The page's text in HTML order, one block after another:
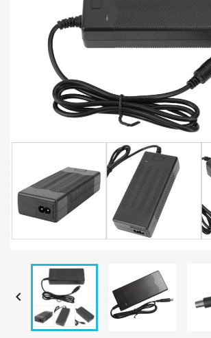
